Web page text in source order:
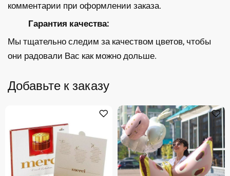
комментарии при оформлении заказа.
Гарантия качества:
Мы тщательно следим за качеством цветов, чтобы
они радовали Вас как можно дольше.
Добавьте к заказу